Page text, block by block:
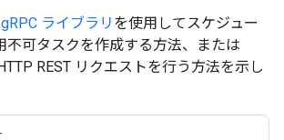
ライブラリ を使用してスケジュー
不可タスクを作成する方法、または
REST リクエストを行う方法を示し